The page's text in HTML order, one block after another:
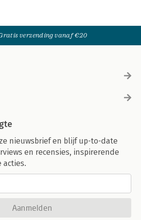
verzending vanaf €20
nieuwsbrief en blijf up-to-date
en recensies, inspirerende
acties.
Aanmelden